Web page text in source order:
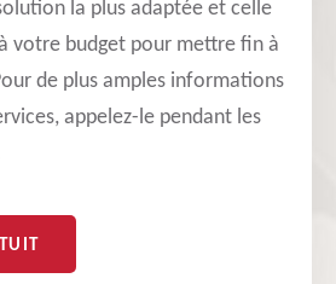
la plus adaptée et celle
votre budget pour mettre fin à
de plus amples informations
appelez-le pendant les